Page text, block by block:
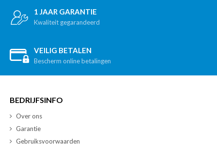
1 JAAR GARANTIE
Kwaliteit gegarandeerd
VEILIG BETALEN
Bescherm online betalingen
BEDRIJFSINFO
Over ons
Garantie
Gebruiksvoorwaarden